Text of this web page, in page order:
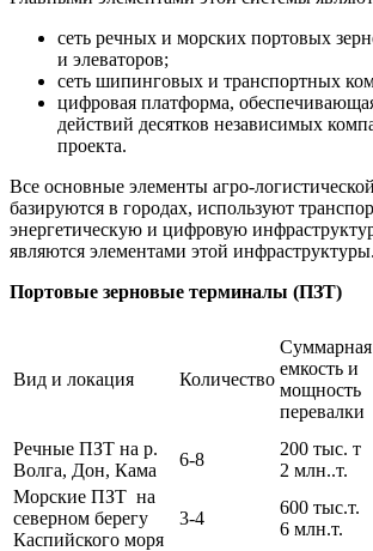
сеть речных и морских портовых
и элеваторов;
сеть шипинговых и транспортных
цифровая платформа,
действий десятков независимых
проекта.
Все основные элементы агро-
базируются в городах, используют
энергетическую и цифровую
являются элементами этой инфраструктуры.
Портовые зерновые терминалы (ПЗТ)
Вид и локация Количество
Суммарная
емкость и
мощность
перевалки
Речные ПЗТ на р.
Волга, Дон, Кама
6-8
200 тыс. т
2 млн..т.
Морские ПЗТ на
северном берегу
Каспийского моря
3-4
600 тыс.т.
6 млн.т.